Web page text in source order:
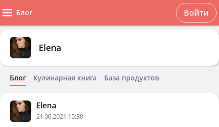
Блог Войти
Elena
Блог Кулинарная книга База продуктов
Elena
21.06.2021 15:30